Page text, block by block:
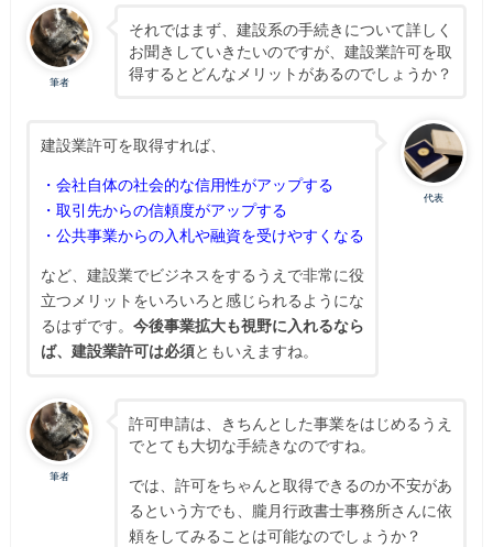
筆者
それではまず、建設系の手続きについて詳しく
お聞きしていきたいのですが、建設業許可を取
得するとどんなメリットがあるのでしょうか？
代表
建設業許可を取得すれば、
・会社自体の社会的な信用性がアップする
・取引先からの信頼度がアップする
・公共事業からの入札や融資を受けやすくなる
など、建設業でビジネスをするうえで非常に役
立つメリットをいろいろと感じられるようにな
るはずです。 今後事業拡大も視野に入れるなら
ば、建設業許可は必須ともいえますね。
筆者
許可申請は、きちんとした事業をはじめるうえ
でとても大切な手続きなのですね。
では、許可をちゃんと取得できるのか不安があ
るという方でも、朧月行政書士事務所さんに依
頼をしてみることは可能なのでしょうか？